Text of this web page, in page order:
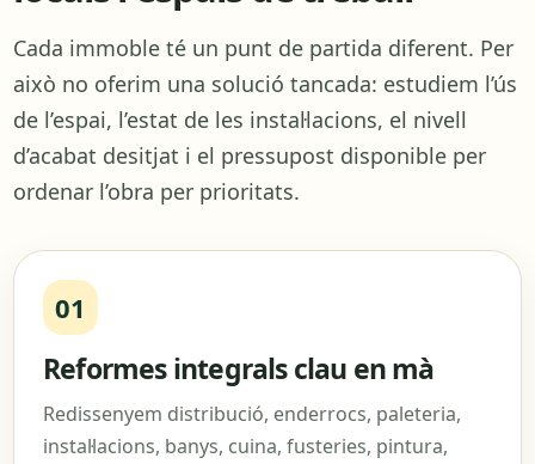
Cada immoble té un punt de partida diferent. Per
això no oferim una solució tancada: estudiem l’ús
de l’espai, l’estat de les instal·lacions, el nivell
d’acabat desitjat i el pressupost disponible per
ordenar l’obra per prioritats.
01
Reformes integrals clau en mà
Redissenyem distribució, enderrocs, paleteria,
instal·lacions, banys, cuina, fusteries, pintura,